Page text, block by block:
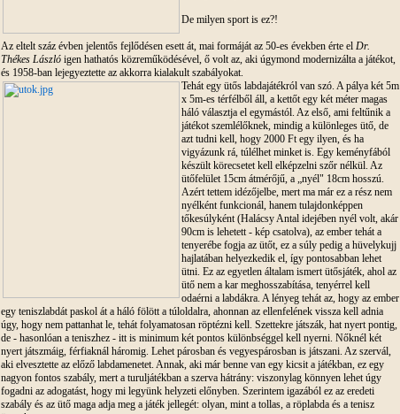
De milyen sport is ez?!
Az eltelt száz évben jelentős fejlődésen esett át, mai formáját az 50-es években érte el Dr.
Thékes Lászlóigen hathatós közreműködésével, ő volt az, aki úgymond modernizálta a játékot,
és 1958-ban lejegyeztette az akkorra kialakult szabályokat.
Tehát egy ütős labdajátékról van szó. A pálya két 5m
x 5m-es térfélből áll, a kettőt egy két méter magas
háló választja el egymástól. Az első, ami feltűnik a
játékot szemlélőknek, mindig a különleges ütő, de
azt tudni kell, hogy 2000 Ft egy ilyen, és ha
vigyázunk rá, túlélhet minket is. Egy keményfából
készült körecsetet kell elképzelni szőr nélkül. Az
ütőfelület 15cm átmérőjű, a „nyél" 18cm hosszú.
Azért tettem idézőjelbe, mert ma már ez a rész nem
nyélként funkcionál, hanem tulajdonképpen
tőkesúlyként (Halácsy Antal idejében nyél volt, akár
90cm is lehetett - kép csatolva), az ember tehát a
tenyerébe fogja az ütőt, ez a súly pedig a hüvelykujj
hajlatában helyezkedik el, így pontosabban lehet
ütni. Ez az egyetlen általam ismert ütősjáték, ahol az
ütő nem a kar meghosszabítása, tenyérrel kell
odaérni a labdákra. A lényeg tehát az, hogy az ember
egy teniszlabdát paskol át a háló fölött a túloldalra, ahonnan az ellenfelének vissza kell adnia
úgy, hogy nem pattanhat le, tehát folyamatosan röptézni kell. Szettekre játszák, hat nyert pontig,
de - hasonlóan a teniszhez - itt is minimum két pontos különbséggel kell nyerni. Nőknél két
nyert játszmáig, férfiaknál háromig. Lehet párosban és vegyespárosban is játszani. Az szervál,
aki elvesztette az előző labdamenetet. Annak, aki már benne van egy kicsit a játékban, ez egy
nagyon fontos szabály, mert a turuljátékban a szerva hátrány: viszonylag könnyen lehet úgy
fogadni az adogatást, hogy mi legyünk helyzeti előnyben. Szerintem igazából ez az eredeti
szabály és az ütő maga adja meg a játék jellegét: olyan, mint a tollas, a röplabda és a tenisz